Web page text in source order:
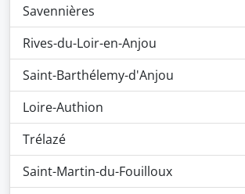
Savennières
Rives-du-Loir-en-Anjou
Saint-Barthélemy-d'Anjou
Loire-Authion
Trélazé
Saint-Martin-du-Fouilloux